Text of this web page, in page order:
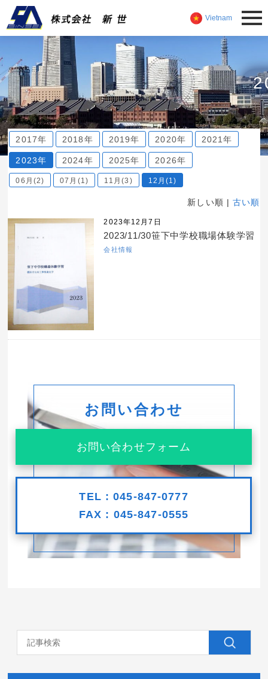
Vietnam
2017年 2018年 2019年 2020年 2021年
2023年 2024年 2025年 2026年
06月(2) 07月(1) 11月(3) 12月(1)
新しい順 |古い順
2023年12月7日
2023/11/30笹下中学校職場体験学習
会社情報
お問い合わせ
お問い合わせフォーム
TEL : 045-847-0777
FAX : 045-847-0555